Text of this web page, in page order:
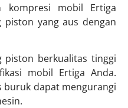
kompresi mobil Ertiga
yang aus dengan
berkualitas tinggi
mobil Ertiga Anda.
buruk dapat mengurangi